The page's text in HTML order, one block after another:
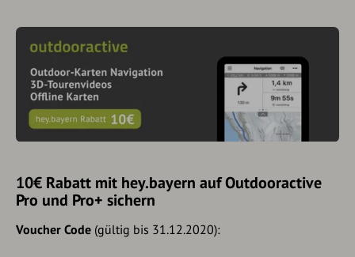
10€ Rabatt mit hey.bayern auf Outdooractive
Pro und Pro+ sichern
Voucher Code (gültig bis 31.12.2020):